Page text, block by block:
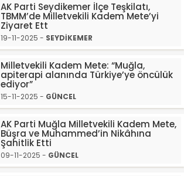
AK Parti Seydikemer İlçe Teşkilatı,
TBMM’de Milletvekili Kadem Mete’yi
Ziyaret Ett
19-11-2025 - SEYDİKEMER
Milletvekili Kadem Mete: “Muğla,
apiterapi alanında Türkiye’ye öncülük
ediyor”
15-11-2025 - GÜNCEL
AK Parti Muğla Milletvekili Kadem Mete,
Büşra ve Muhammed’in Nikâhına
Şahitlik Etti
09-11-2025 - GÜNCEL